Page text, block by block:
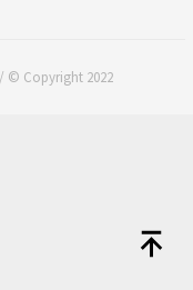
© Copyright 2022